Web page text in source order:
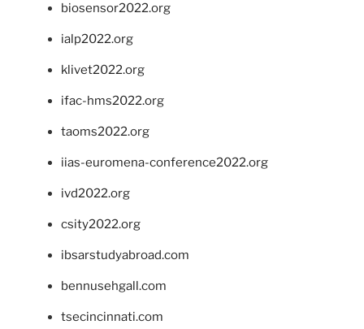
biosensor2022.org
ialp2022.org
klivet2022.org
ifac-hms2022.org
taoms2022.org
iias-euromena-conference2022.org
ivd2022.org
csity2022.org
ibsarstudyabroad.com
bennusehgall.com
tsecincinnati.com